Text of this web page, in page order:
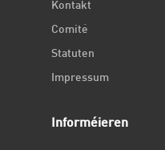
Kontakt
Comité
Statuten
Impressum
Informéieren